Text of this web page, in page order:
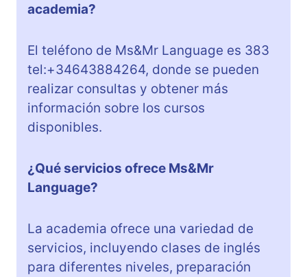
academia?
El teléfono de Ms&Mr Language es 383
tel:+34643884264, donde se pueden
realizar consultas y obtener más
información sobre los cursos
disponibles.
¿Qué servicios ofrece Ms&Mr
Language?
La academia ofrece una variedad de
servicios, incluyendo clases de inglés
para diferentes niveles, preparación